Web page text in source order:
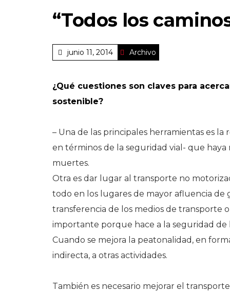
“Todos los
junio 11, 2014 Archivo
¿Qué cuestiones son claves para
sostenible?
– Una de las principales herramientas es
en términos de la seguridad vial- que
muertes.
Otra es dar lugar al transporte no
todo en los lugares de mayor afluencia de
transferencia de los medios de transporte
importante porque hace a la seguridad de
Cuando se mejora la peatonalidad, en
indirecta, a otras actividades.
También es necesario mejorar el